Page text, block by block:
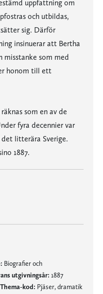
uppfattning om
och utbildas,
sig. Därför
insinuerar att Bertha
misstanke som med
honom till ett
som en av de
fyra decennier var
litterära Sverige.
1887.
Biografier och
utgivningsår: 1887
Thema-kod: Pjäser, dramatik